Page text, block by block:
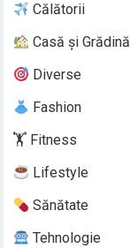
Călătorii
Casă și Grădină
Diverse
Fashion
🏋️ Fitness
Lifestyle
Sănătate
Tehnologie